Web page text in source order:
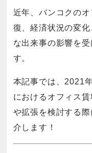
近年、バンコクの
復、経済状況の変
な出来事の影響を
す。
本記事では、2021
におけるオフィス
や拡張を検討する
介します！